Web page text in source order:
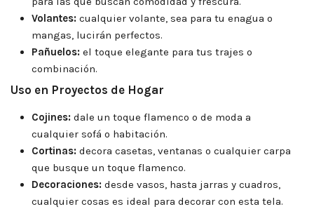
Volantes: cualquier volante, sea para tu enagua o
mangas, lucirán perfectos.
Pañuelos: el toque elegante para tus trajes o
combinación.
Uso en Proyectos de Hogar
Cojines: dale un toque flamenco o de moda a
cualquier sofá o habitación.
Cortinas: decora casetas, ventanas o cualquier carpa
que busque un toque flamenco.
Decoraciones: desde vasos, hasta jarras y cuadros,
cualquier cosas es ideal para decorar con esta tela.